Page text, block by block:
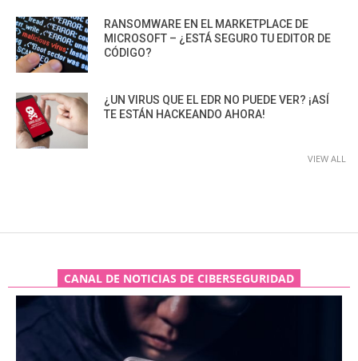
RANSOMWARE EN EL MARKETPLACE DE
MICROSOFT – ¿ESTÁ SEGURO TU EDITOR DE
CÓDIGO?
¿UN VIRUS QUE EL EDR NO PUEDE VER? ¡ASÍ
TE ESTÁN HACKEANDO AHORA!
VIEW ALL
CANAL DE NOTICIAS DE CIBERSEGURIDAD